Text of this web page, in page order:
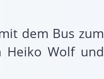
dem Bus zum
Heiko Wolf und